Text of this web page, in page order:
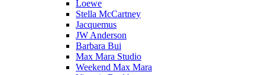
Loewe
Stella McCartney
Jacquemus
JW Anderson
Barbara Bui
Max Mara Studio
Weekend Max Mara